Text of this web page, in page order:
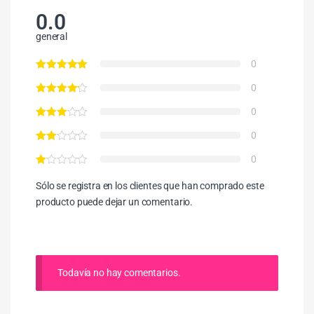
0.0
general
0
0
0
0
0
Sólo se registra en los clientes que han comprado este
producto puede dejar un comentario.
Todavía no hay comentarios.